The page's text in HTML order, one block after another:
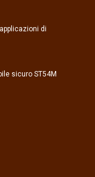
di
sicuro ST54M